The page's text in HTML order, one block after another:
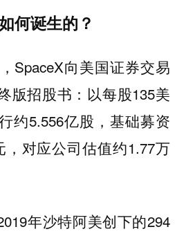
何诞生的？
SpaceX向美国证券交易
版招股书：以每股135美
约5.556亿股，基础募资
，对应公司估值约1.77万
年沙特阿美创下的294